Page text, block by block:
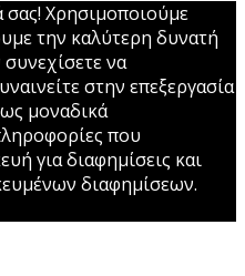
σας! Χρησιμοποιούμε
την καλύτερη δυνατή
να
στην επεξεργασία
μοναδικά
που
για διαφημίσεις και
διαφημίσεων.